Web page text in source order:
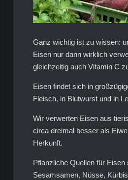
Ganz wichtig ist zu wissen:
Eisen nur dann wirklich
gleichzeitig auch Vitamin C
Eisen findet sich in
Fleisch, in Blutwurst und in
Wir verwerten Eisen aus
circa dreimal besser als
Herkunft.
Pflanzliche Quellen für Eisen
Sesamsamen, Nüsse,